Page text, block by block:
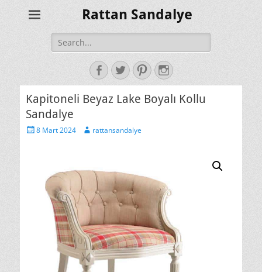
Rattan Sandalye
Search
for:
Facebook
TwitterPinterestInstagram
Kapitoneli Beyaz Lake Boyalı Kollu
Sandalye
Posted8 Mart 2024 Authorrattansandalye